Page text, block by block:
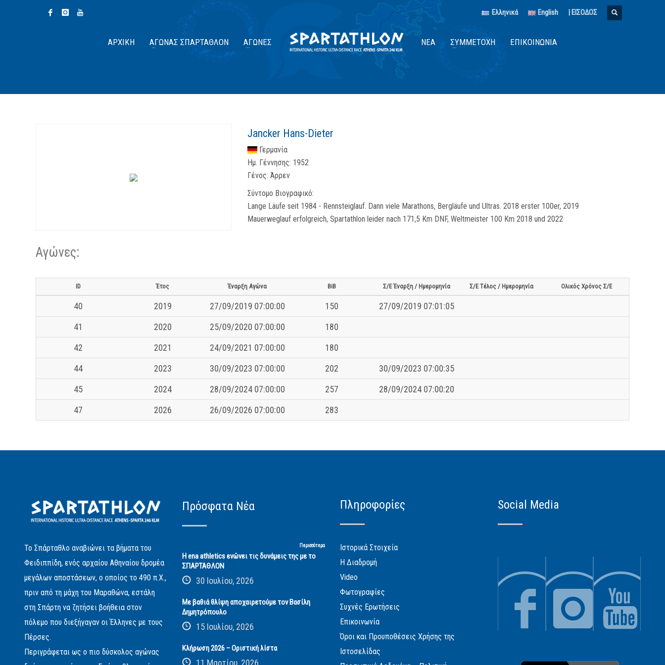
Ελληνικά English | ΕΙΣΟΔΟΣ
ΑΡΧΙΚΉ ΑΓΏΝΑΣ ΣΠΆΡΤΑΘΛΟΝ ΑΓΏΝΕΣ ΝΈΑ ΣΥΜΜΕΤΟΧΉ ΕΠΙΚΟΙΝΩΝΊΑ
Jancker Hans-Dieter
Γερμανία
Ημ. Γέννησης: 1952
Γένος: Άρρεν
Σύντομο Βιογραφικό:
Lange Läufe seit 1984 - Rennsteiglauf. Dann viele Marathons, Bergläufe und Ultras. 2018 erster 100er, 2019
Mauerweglauf erfolgreich, Spartathlon leider nach 171,5 Km DNF, Weltmeister 100 Km 2018 und 2022
Αγώνες:
ID Έτος Έναρξη Αγώνα BiB Σ/Ε Έναρξη / Ημερομηνία Σ/Ε Τέλος / Ημερομηνία Ολικός Χρόνος Σ/Ε
40 2019 27/09/2019 07:00:00 150
27/09/2019 07:01:05
41
2020 25/09/2020 07:00:00
180
42
2021 24/09/2021 07:00:00
180
44
2023 30/09/2023 07:00:00 202
30/09/2023 07:00:35
45
2024 28/09/2024 07:00:00 257
28/09/2024 07:00:20
47
2026 26/09/2026 07:00:00 283
Το Σπάρταθλο αναβιώνει τα βήματα του
Φειδιππίδη, ενός αρχαίου Αθηναίου δρομέα
μεγάλων αποστάσεων, ο οποίος το 490 π.Χ.,
πριν από τη μάχη του Μαραθώνα, εστάλη
στη Σπάρτη να ζητήσει βοήθεια στον
πόλεμο που διεξήγαγαν οι Έλληνες με τους
Πέρσες.
Περιγράφεται ως ο πιο δύσκολος αγώνας
Πρόσφατα Νέα
Περισσότερα
Η ena athletics ενώνει τις δυνάμεις της με το
ΣΠΑΡΤΑΘΛΟΝ
30 Ιουλίου, 2026
Με βαθιά θλίψη αποχαιρετούμε τον Βασίλη
Δημητρόπουλο
15 Ιουλίου, 2026
Κλήρωση 2026 – Οριστική λίστα
11 Μαρτίου, 2026
Πληροφορίες
Ιστορικά Στοιχεία
Η Διαδρομή
Video
Φωτογραφίες
Συχνές Ερωτήσεις
Επικοινωνία
Όροι και Προυποθέσεις Χρήσης της
Ιστοσελίδας
Social Media